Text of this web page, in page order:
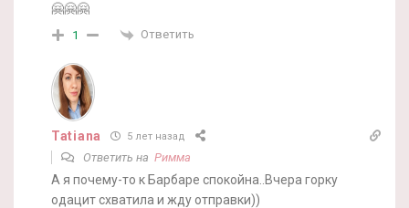
🤗🤗🤗
1 Ответить
Tatiana 5 лет назад
Ответить на Римма
А я почему-то к Барбаре спокойна..Вчера горку
одацит схватила и жду отправки))